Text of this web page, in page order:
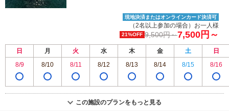
現地決済またはオンラインカード決済可
（2名以上参加の場合）お一人様
21%OFF 9,500円～7,500円～
日 月 火 水 木 金 土
日
8/9
8/10 8/11 8/12 8/13 8/14 8/15 8/16
この施設のプランをもっと見る